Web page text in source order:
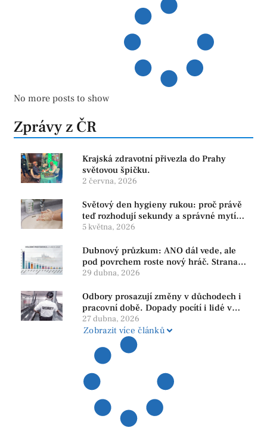
No more posts to show
Zprávy z ČR
Krajská zdravotní přivezla do Prahy
světovou špičku.
2 června, 2026
Světový den hygieny rukou: proč právě
teď rozhodují sekundy a správné mytí
rukou
5 května, 2026
Dubnový průzkum: ANO dál vede, ale
pod povrchem roste nový hráč. Strana
PRO se drží nejvýš mezi menšími
29 dubna, 2026
Odbory prosazují změny v důchodech i
pracovní době. Dopady pocítí i lidé v
našem regionu
27 dubna, 2026
Zobrazit více článků